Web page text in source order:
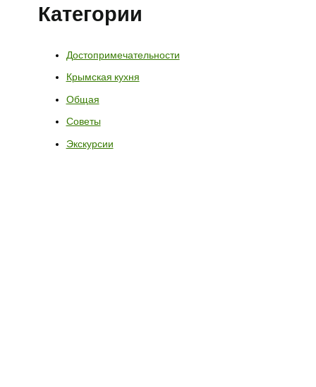
Категории
Достопримечательности
Крымская кухня
Общая
Советы
Экскурсии